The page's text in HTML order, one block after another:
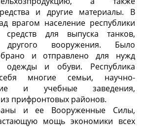
и другие материалы. В
врагом население республики
для выпуска танков,
вооружения. Было
и отправлено для нужд
одежды и обуви. Республика
многие семьи, научно-
и учебные заведения,
прифронтовых районов.
и ее Вооруженные Силы,
мощь экономики всех